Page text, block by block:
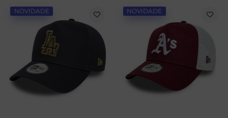
NOVIDADE NOVIDADE